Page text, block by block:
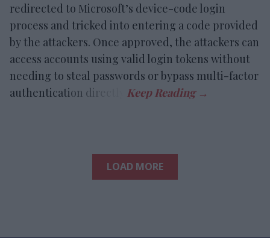
redirected to Microsoft’s device-code login
process and tricked into entering a code provided
by the attackers. Once approved, the attackers can
access accounts using valid login tokens without
needing to steal passwords or bypass multi-factor
authentication directly.
LOAD MORE